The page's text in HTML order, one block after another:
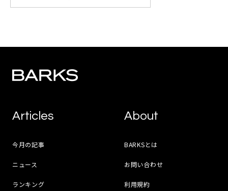
Articles
今月の記事
ニュース
ランキング
About
BARKSとは
お問い合わせ
利用規約